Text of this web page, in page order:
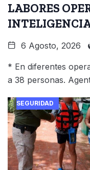
LABORES
6 Agosto, 2026
* En diferentes
a 38 personas.
SEGURIDAD